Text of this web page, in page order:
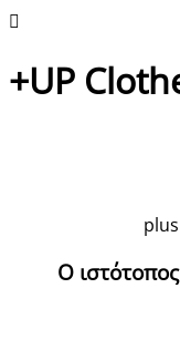
+UP
Ο